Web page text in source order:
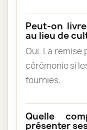
Peut-on
au lieu de
Oui. La
cérémonie si
fournies.
Quelle
présenter